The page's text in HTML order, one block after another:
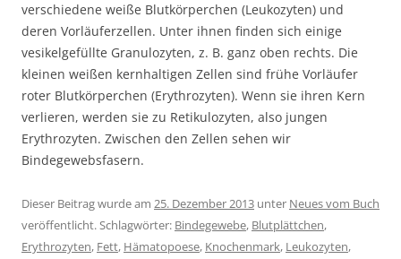
verschiedene weiße Blutkörperchen (Leukozyten) und
deren Vorläuferzellen. Unter ihnen finden sich einige
vesikelgefüllte Granulozyten, z. B. ganz oben rechts. Die
kleinen weißen kernhaltigen Zellen sind frühe Vorläufer
roter Blutkörperchen (Erythrozyten). Wenn sie ihren Kern
verlieren, werden sie zu Retikulozyten, also jungen
Erythrozyten. Zwischen den Zellen sehen wir
Bindegewebsfasern.
Dieser Beitrag wurde am 25. Dezember 2013 unter Neues vom Buch
veröffentlicht. Schlagwörter: Bindegewebe, Blutplättchen,
Erythrozyten, Fett, Hämatopoese, Knochenmark, Leukozyten,